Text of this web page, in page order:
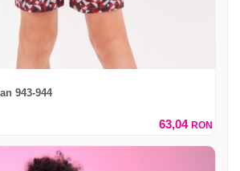
943-944
63,04 RON